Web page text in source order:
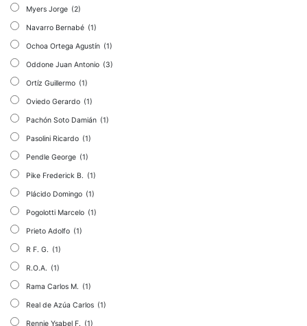
Myers Jorge (2)
Navarro Bernabé (1)
Ochoa Ortega Agustín (1)
Oddone Juan Antonio (3)
Ortíz Guillermo (1)
Oviedo Gerardo (1)
Pachón Soto Damián (1)
Pasolini Ricardo (1)
Pendle George (1)
Pike Frederick B. (1)
Plácido Domingo (1)
Pogolotti Marcelo (1)
Prieto Adolfo (1)
R F. G. (1)
R.O.A. (1)
Rama Carlos M. (1)
Real de Azúa Carlos (1)
Rennie Ysabel F. (1)